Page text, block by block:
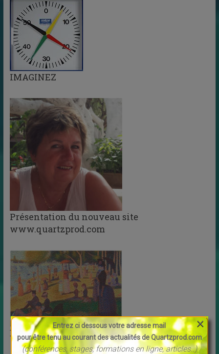
IMAGINEZ
Présentation du nouveau site
www.quartzprod.com
DEVINETTE
Entrez ci dessous votre adresse mail
pour être tenu au courant des actualités de Quartzprod.com
(conférences, stages, formations en ligne, articles..)
×